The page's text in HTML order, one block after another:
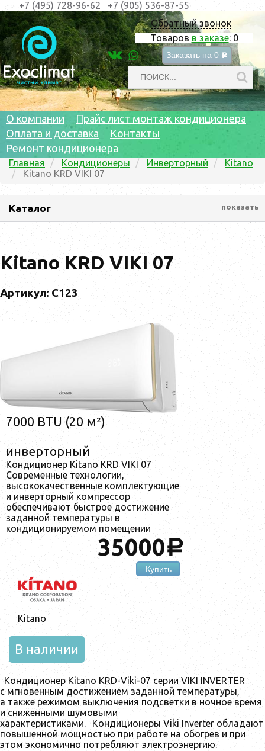
Обратный звонок
Товаров в заказе: 0
Заказать на 0 c
+7 (495) 728-96-62 +7 (905) 536-87-55
О компании
Прайс лист монтаж кондиционера
Оплата и доставка
Контакты
Ремонт кондиционера
Главная Кондиционеры Инверторный
Kitano
Kitano KRD VIKI 07
Каталог показать
Kitano KRD VIKI 07
Артикул: C123
7000 BTU (20 м²)
инверторный
Кондиционер Kitano KRD VIKI 07
Современные технологии,
высококачественные комплектующие
и инверторный компрессор
обеспечивают быстрое достижение
заданной температуры в
кондиционируемом помещении
35000a
Купить
Kitano
В наличии
Кондиционер Kitano KRD-Viki-07 серии VIKI INVERTER
с мгновенным достижением заданной температуры,
а также режимом выключения подсветки в ночное время
и сниженными шумовыми
характеристиками.
Кондиционеры Viki Inverter обладают
повышенной мощностью при работе на обогрев и при
этом экономично потребляют электроэнергию.